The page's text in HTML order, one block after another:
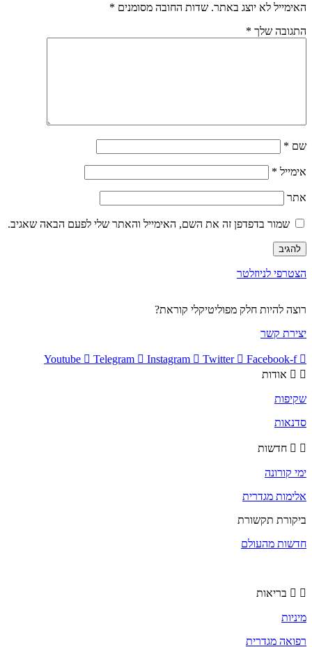
האימייל לא יוצג באתר. שדות החובה מסומנים *
התגובה שלך *
שם *
אימייל *
אתר
שמור בדפדפן זה את השם, האימייל והאתר שלי לפעם הבאה שאגיב.
הצטרפי לניוזלטר
רוצה להיות חלק מפוליטיקלי קוראת?
יצירת קשר
Youtube Telegram Instagram Twitter
Facebook-f
אודות
שקיפות
סדנאות
חדשות
ימי קורונה
אלימות מגדרית
ביקורת תקשורת
חדשות מהעולם
בריאות
מיניות
רפואה מגדרית